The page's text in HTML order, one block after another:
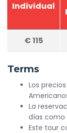
Individual
€115
Terms
Los
La
días
Este tour